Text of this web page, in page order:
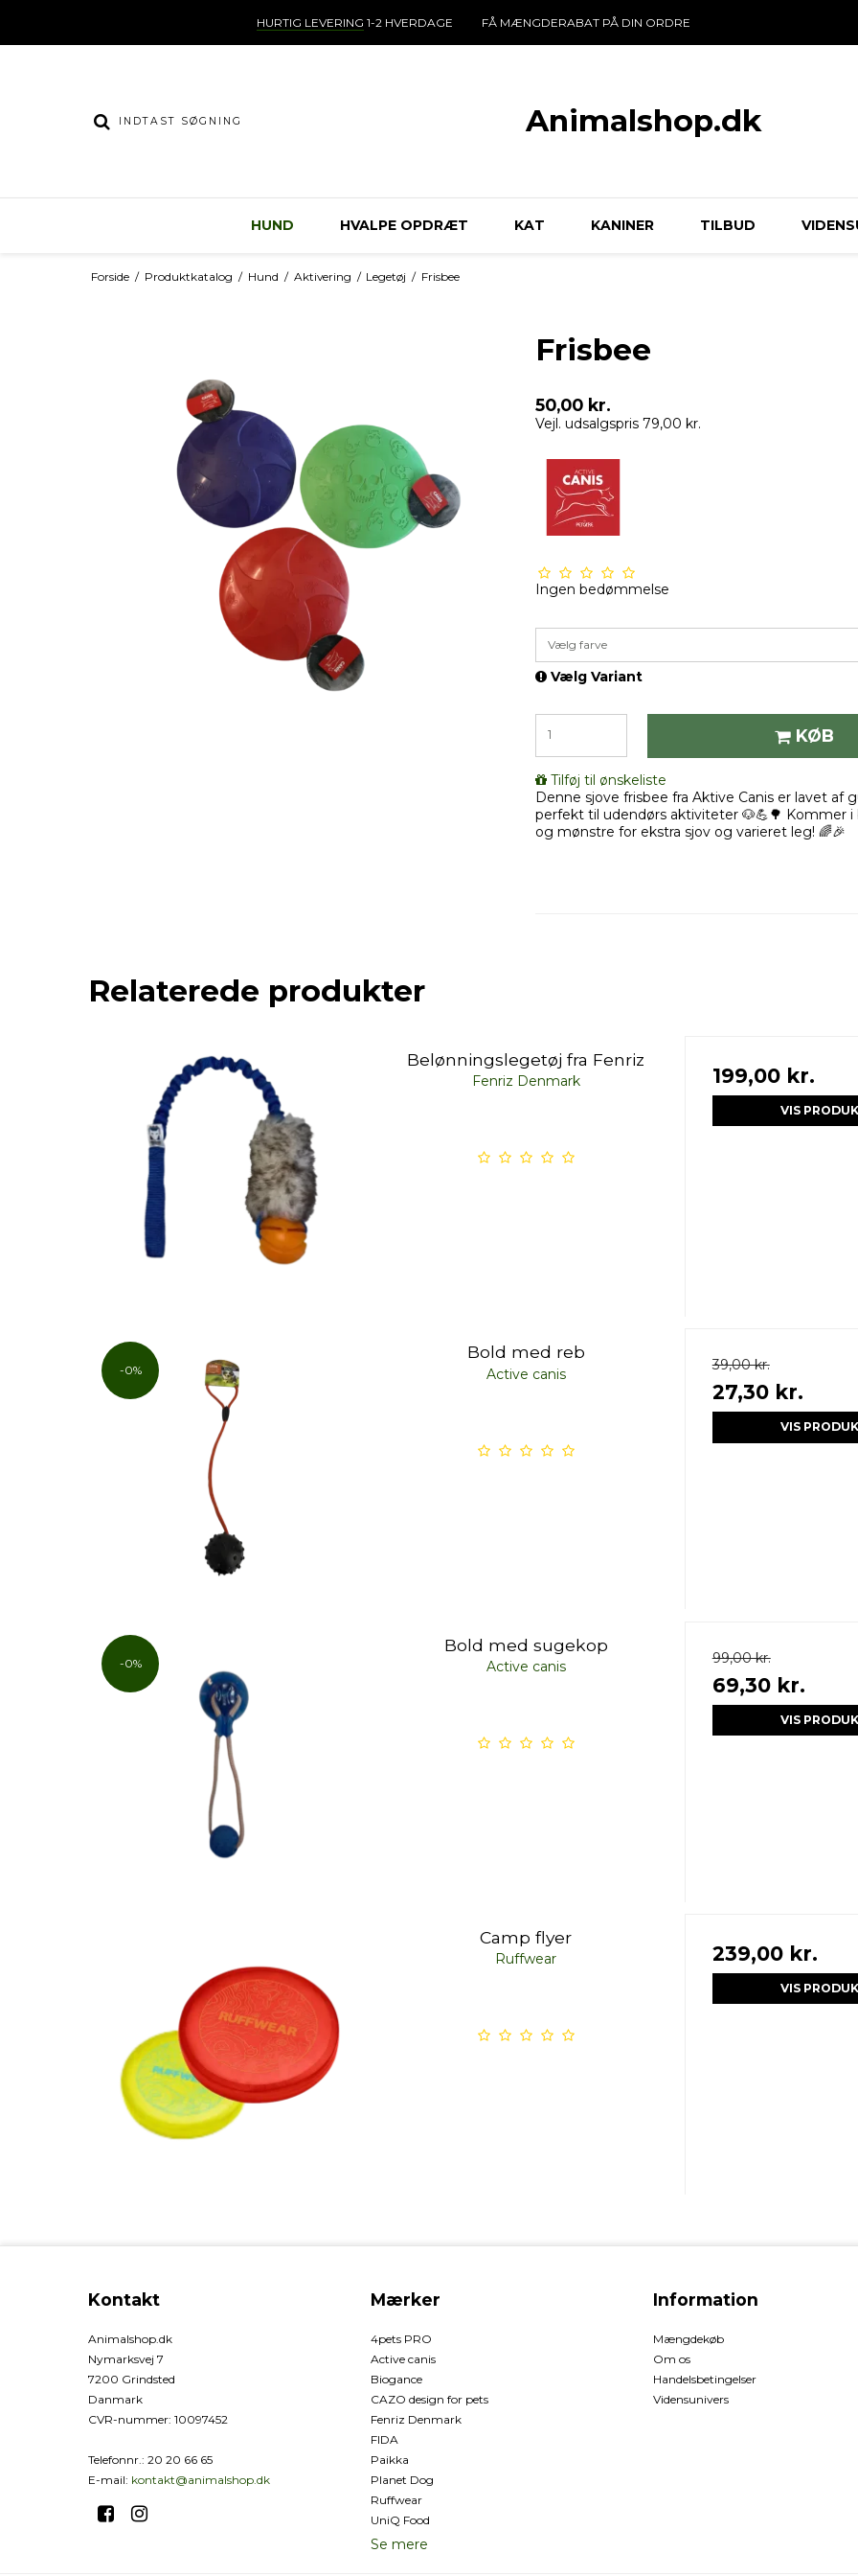
HURTIG LEVERING 1-2 HVERDAGE FÅ MÆNGDERABAT PÅ DIN ORDRE
Animalshop.dk
HUND HVALPE OPDRÆT KAT KANINER TILBUD
Forside / Produktkatalog / Hund / Aktivering / Legetøj / Frisbee
Frisbee
50,00 kr.
Vejl. udsalgspris 79,00 kr.
Ingen bedømmelse
Vælg farve
Vælg Variant
KØB
Tilføj til ønskeliste
Denne sjove frisbee fra Aktive Canis er lavet af
perfekt til udendørs aktiviteter 🐶💪🌳 Kommer i
og mønstre for ekstra sjov og varieret leg! 🌈🎉
Relaterede produkter
Belønningslegetøj fra Fenriz
Fenriz Denmark 199,00 kr.
VIS
-0%
Bold med reb
Active canis
39,00 kr.
27,30 kr.
VIS
-0%
Bold med sugekop
Active canis
99,00 kr.
69,30 kr.
VIS
Camp flyer
Ruffwear 239,00 kr.
VIS
Kontakt
Animalshop.dk
Nymarksvej 7
7200 Grindsted
Danmark
CVR-nummer: 10097452
Telefonnr.: 20 20 66 65
E-mail: kontakt@animalshop.dk
Mærker
4pets PRO
Active canis
Biogance
CAZO design for pets
Fenriz Denmark
FIDA
Paikka
Planet Dog
Ruffwear
UniQ Food
Se mere
Information
Mængdekøb
Om os
Handelsbetingelser
Vidensunivers